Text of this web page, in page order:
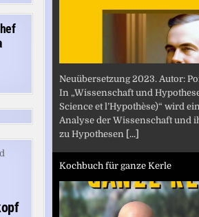
Neuübersetzung 2023. Autor:
In „Wissenschaft und
Science et l’Hypothèse)“ wird
Analyse der Wissenschaft und
zu Hypothesen [...]
Kochbuch für ganze Kerle